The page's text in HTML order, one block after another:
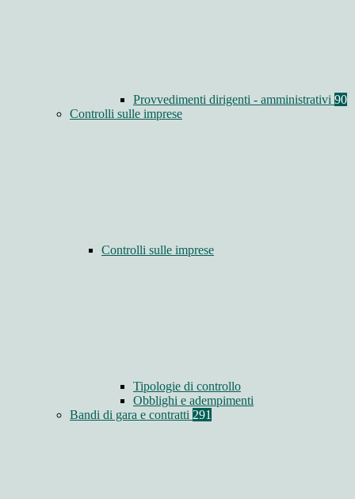
Provvedimenti dirigenti - amministrativi 90
Controlli sulle imprese
Controlli sulle imprese
Tipologie di controllo
Obblighi e adempimenti
Bandi di gara e contratti 291